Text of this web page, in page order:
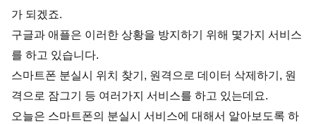
가 되겠죠.
구글과 애플은 이러한 상황을 방지하기 위해 몇가지 서비스
를 하고 있습니다.
스마트폰 분실시 위치 찾기, 원격으로 데이터 삭제하기, 원
격으로 잠그기 등 여러가지 서비스를 하고 있는데요.
오늘은 스마트폰의 분실시 서비스에 대해서 알아보도록 하